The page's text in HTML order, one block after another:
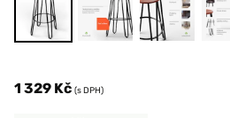
1 329 Kč (s DPH)